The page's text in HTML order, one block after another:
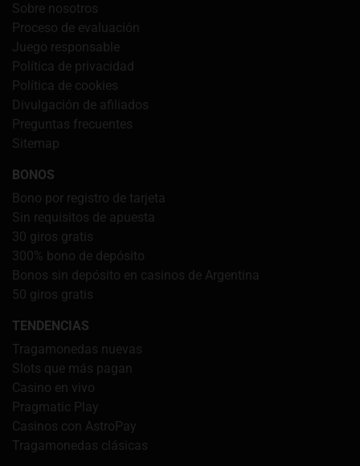
Sobre nosotros
Proceso de evaluación
Juego responsable
Política de privacidad
Política de cookies
Divulgación de afiliados
Preguntas frecuentes
Sitemap
BONOS
Bono por registro de tarjeta
Sin requisitos de apuesta
30 giros gratis
300% bono de depósito
Bonos sin depósito en casinos de Argentina
50 giros gratis
TENDENCIAS
Tragamonedas nuevas
Slots que más pagan
Casino en vivo
Pragmatic Play
Casinos con AstroPay
Tragamonedas clásicas